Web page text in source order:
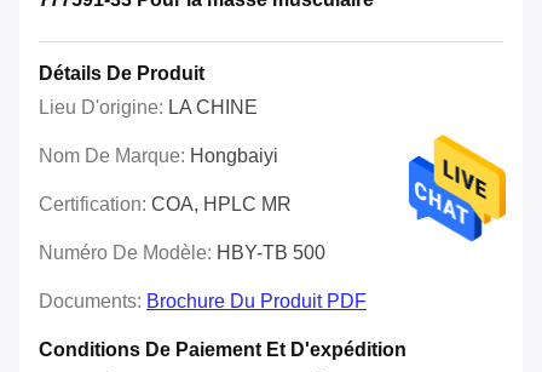
Détails De Produit
Lieu D'origine: LA CHINE
Nom De Marque: Hongbaiyi
Certification: COA, HPLC MR
Numéro De Modèle: HBY-TB 500
Documents: Brochure Du Produit PDF
Conditions De Paiement Et D'expédition